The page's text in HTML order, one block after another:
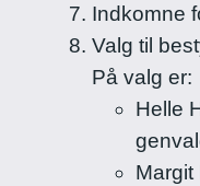
Indkomne
Valg til
På valg er:
Helle